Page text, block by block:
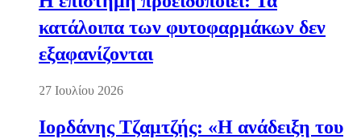
κατάλοιπα των φυτοφαρμάκων δεν
εξαφανίζονται
27 Ιουλίου 2026
Ιορδάνης Τζαμτζής: «Η ανάδειξη του